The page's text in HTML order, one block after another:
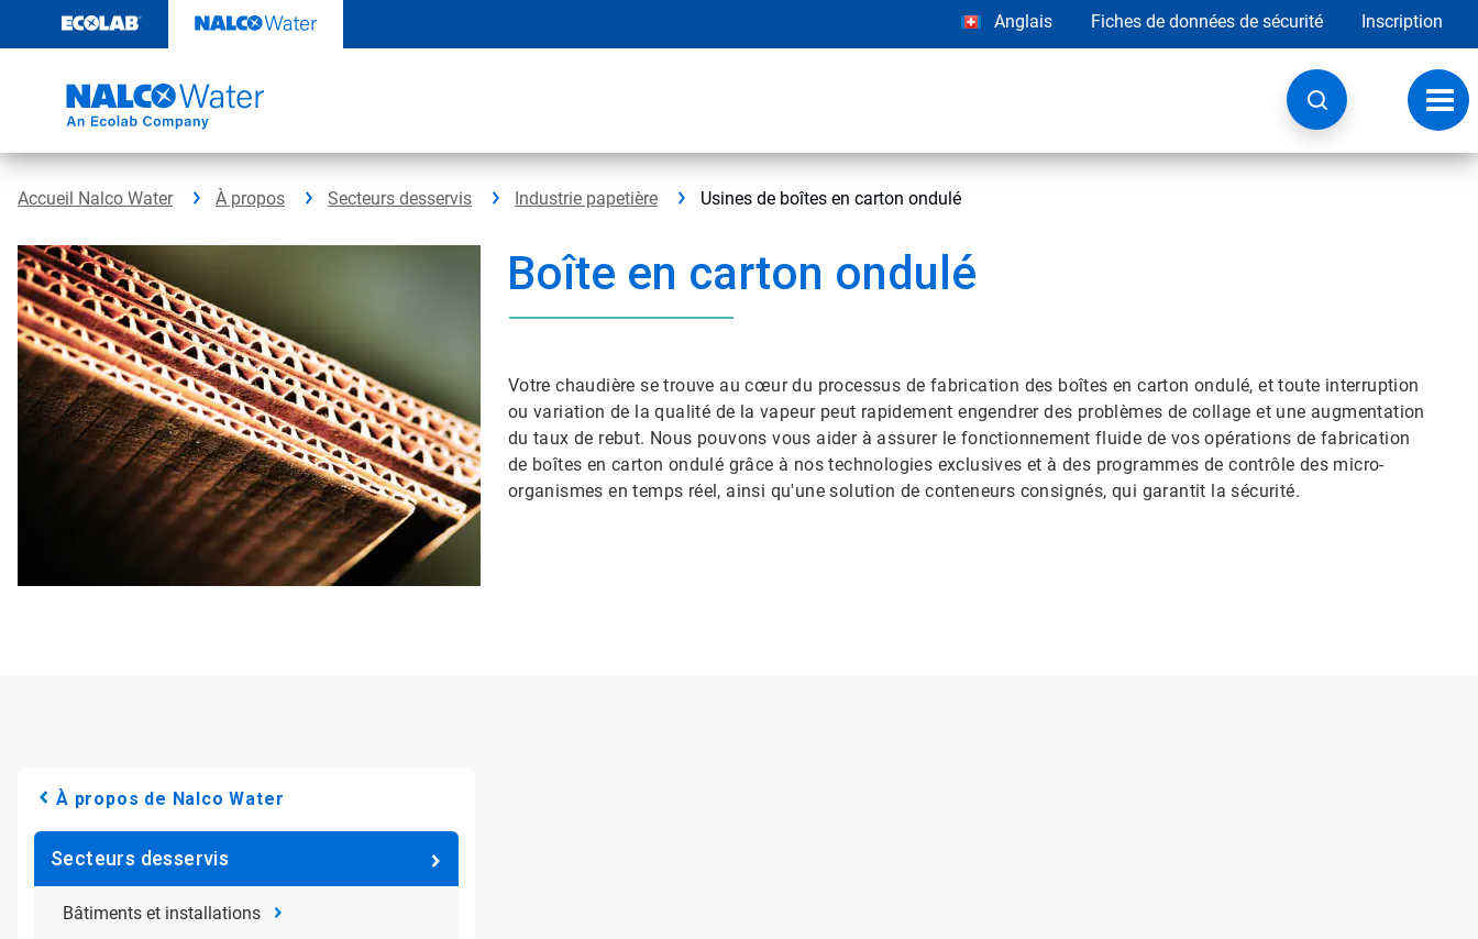
contenu
Anglais Fiches de données de sécurité Inscription
la
Accueil Nalco Water À propos Secteurs desservis Industrie papetière Usines de boîtes en carton ondulé
Boîte en carton ondulé
Votre chaudière se trouve au cœur du processus de fabrication des boîtes en carton ondulé, et toute interruption
ou variation de la qualité de la vapeur peut rapidement engendrer des problèmes de collage et une augmentation
du taux de rebut. Nous pouvons vous aider à assurer le fonctionnement fluide de vos opérations de fabrication
de boîtes en carton ondulé grâce à nos technologies exclusives et à des programmes de contrôle des micro-
organismes en temps réel, ainsi qu'une solution de conteneurs consignés, qui garantit la sécurité.
À propos de Nalco Water
Secteurs desservis
Bâtiments et installations